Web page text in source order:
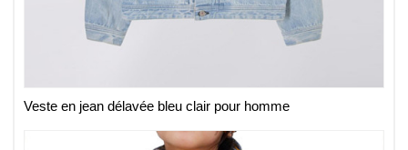
Veste en jean délavée bleu clair pour homme